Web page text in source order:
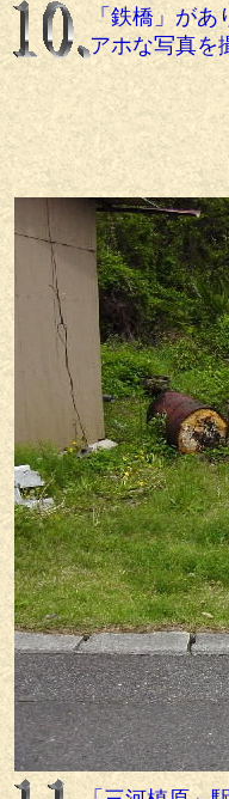
「鉄橋」があ
アホな写真を